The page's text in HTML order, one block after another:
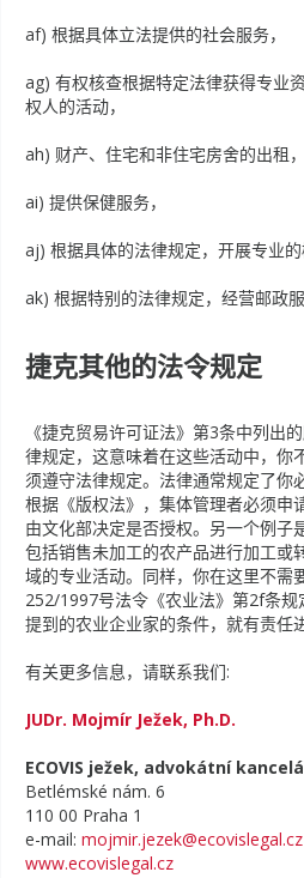
af) 根据具体立法提供的社会服务，
ag) 有权核查根据特定法律获得专业
权人的活动，
ah) 财产、住宅和非住宅房舍的出租，
ai) 提供保健服务，
aj) 根据具体的法律规定，开展专业的
ak) 根据特别的法律规定，经营邮政
捷克其他的法令规定
《捷克贸易许可证法》第3条中列出
律规定，这意味着在这些活动中，你
须遵守法律规定。法律通常规定了你
根据《版权法》，集体管理者必须申
由文化部决定是否授权。另一个例子
包括销售未加工的农产品进行加工或
域的专业活动。同样，你在这里不需
252/1997号法令《农业法》第2f条
提到的农业企业家的条件，就有责任
有关更多信息，请联系我们:
JUDr. Mojmír Ježek, Ph.D.
ECOVIS ježek, advokátní
Betlémské nám. 6
110 00 Praha 1
e-mail: mojmir.jezek@ecovislegal.cz
www.ecovislegal.cz